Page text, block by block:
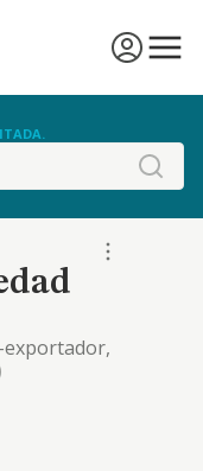
exportador,
y venta al
de toda
juridicas
su confianza,